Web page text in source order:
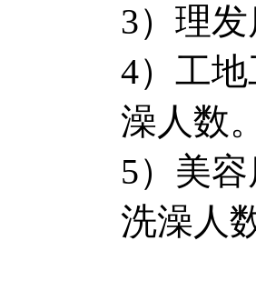
3）理
4）工
澡人数
5）美
洗澡人